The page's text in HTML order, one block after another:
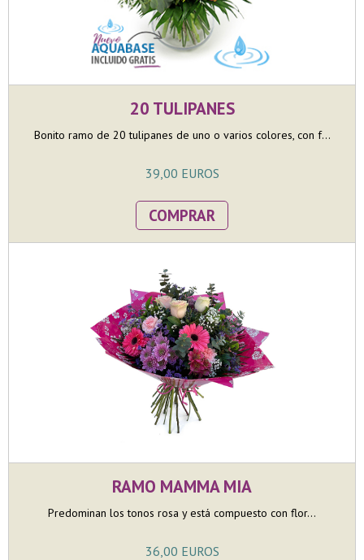
20 TULIPANES
Bonito ramo de 20 tulipanes de uno o varios colores, con f...
39,00 EUROS
COMPRAR
RAMO MAMMA MIA
Predominan los tonos rosa y está compuesto con flor...
36,00 EUROS